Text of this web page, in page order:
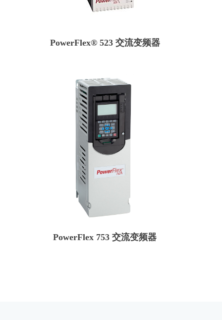
PowerFlex® 523 交流变频器
PowerFlex 753 交流变频器